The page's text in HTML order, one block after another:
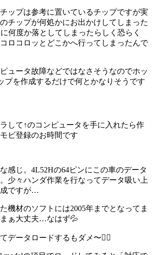
ップは参考に置いているチップですが実
チップが何処かにお出かけしてしまった
何度か落としてしまったらしく恐らく
ロコロッとどこかへ行ってしまったんで
ュータ故障などではなさそうなのでホッ
プを作成するだけで何とかなりそうです
して↑のコンピュータを手に入れたら作
ビ登録のお時間です
感じ。4L52Hの64ピンにこの車のデータ
少々ハンダ作業を行なってデータ吸い上
ですが…
機材のソフトには2005年までとなってま
ぁ大丈夫…なはず💦
データロードするもダメ〜🙅‍♂️